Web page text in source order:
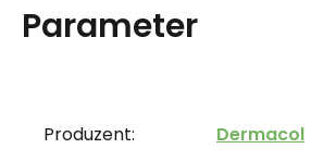
Parameter
Produzent: Dermacol